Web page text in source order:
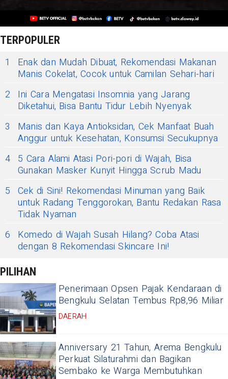
TERPOPULER
1
Enak dan Mudah Dibuat, Rekomendasi Makanan
Manis Cokelat, Cocok untuk Camilan Sehari-hari
2
Ini Cara Mengatasi Insomnia yang Jarang
Diketahui, Bisa Bantu Tidur Lebih Nyenyak
3
Manis dan Kaya Antioksidan, Cek Manfaat Buah
Anggur untuk Kesehatan, Konsumsi Secukupnya
4 5 Cara Alami Atasi Pori-pori di Wajah, Bisa
Gunakan Masker Kunyit Hingga Scrub Madu
5 Cek di Sini! Rekomendasi Minuman yang Baik
untuk Radang Tenggorokan, Bantu Redakan Rasa
Tidak Nyaman
6
Komedo di Wajah Susah Hilang? Coba Atasi
dengan 8 Rekomendasi Skincare Ini!
PILIHAN
Penerimaan Opsen Pajak Kendaraan di
Bengkulu Selatan Tembus Rp8,96 Miliar
DAERAH
Anniversary 21 Tahun, Arema Bengkulu
Perkuat Silaturahmi dan Bagikan
Sembako ke Warga Membutuhkan